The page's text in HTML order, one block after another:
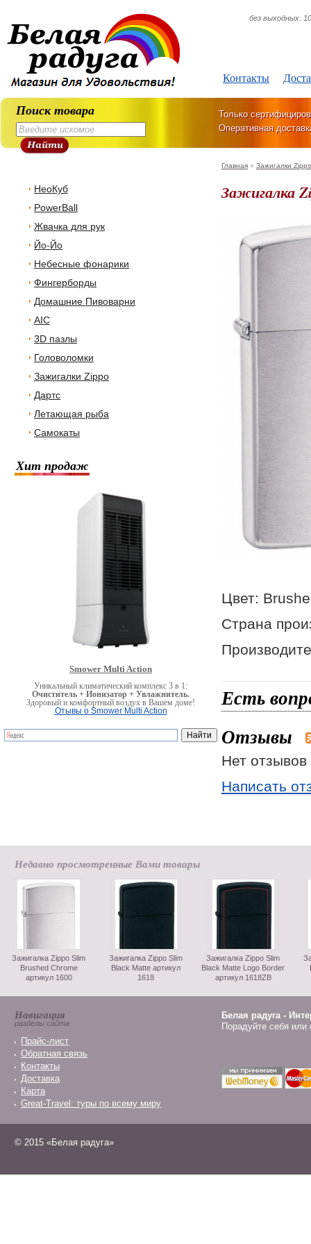
Контакты
без выходных.
Поиск товара
Только
Оперативная
НеоКуб
PowerBall
Жвачка для рук
Йо-Йо
Небесные фонарики
Фингерборды
Домашние Пивоварни
AIC
3D пазлы
Головоломки
Зажигалки Zippo
Дартс
Летающая рыба
Самокаты
Хит продаж
Smower Multi Action
Уникальный климатический комплекс 3 в 1:
Очиститель + Ионизатор + Увлажнитель.
Здоровый и комфортный воздух в Вашем доме!
Отывы о Smower Multi Action
Главная » Зажигалки Zippo
Зажигалка
Цвет:
Страна
Есть
Отзывы
Нет отзывов
Написать
Недавно просмотренные Вами товары
Зажигалка Zippo Slim
Brushed Chrome
артикул 1600
Зажигалка Zippo Slim
Black Matte артикул
1618
Зажигалка Zippo Slim
Black Matte Logo Border
артикул 1618ZB
Навигация
разделы сайта
Прайс-лист
Обратная связь
Контакты
Доставка
Карта
Great-Travel: туры по всему миру
Белая радуга -
Порадуйте себя
© 2015 «Белая радуга»